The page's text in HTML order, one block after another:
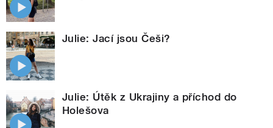
Julie: Jací jsou Češi?
Julie: Útěk z Ukrajiny a příchod do
Holešova